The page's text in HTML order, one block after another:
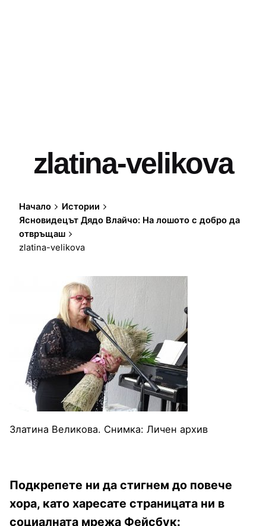
zlatina-velikova
Начало
Истории
Ясновидецът Дядо Влайчо: На лошото с добро да
отвръщаш
zlatina-velikova
Златина Великова. Снимка: Личен архив
Подкрепете ни да стигнем до повече
хора, като харесате страницата ни в
социалната мрежа Фейсбук: